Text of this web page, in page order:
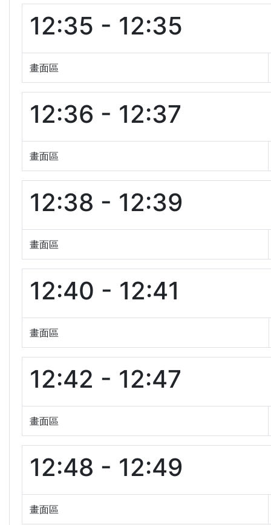
12:35 - 12:35
畫面區
12:36 - 12:37
畫面區
12:38 - 12:39
畫面區
12:40 - 12:41
畫面區
12:42 - 12:47
畫面區
12:48 - 12:49
畫面區